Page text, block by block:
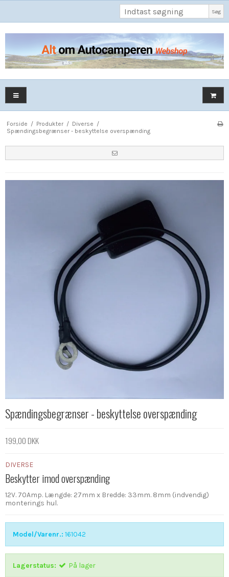
Søg
Forside / Produkter / Diverse /
Spændingsbegrænser - beskyttelse overspænding
Spændingsbegrænser - beskyttelse overspænding
199,00 DKK
DIVERSE
Beskytter imod overspænding
12V. 70Amp. Længde: 27mm x Bredde: 33mm. 8mm (indvendig)
monterings hul.
Model/Varenr.: 161042
Lagerstatus: På lager